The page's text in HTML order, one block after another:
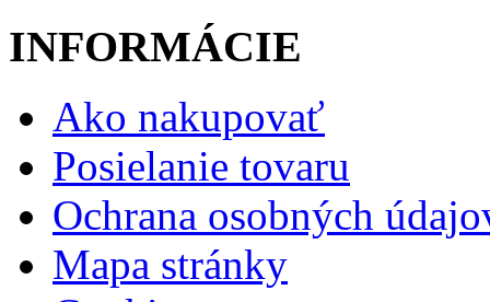
INFORMÁCIE
Ako nakupovať
Posielanie tovaru
Ochrana osobných
Mapa stránky